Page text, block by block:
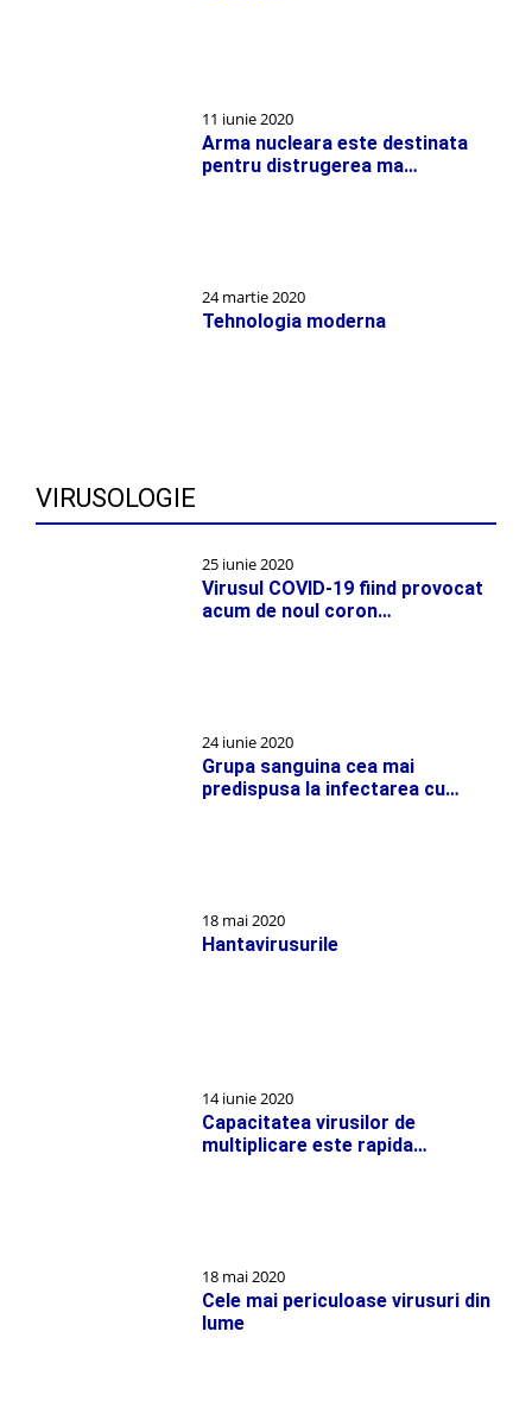
11 iunie 2020
Arma nucleara este destinata
pentru distrugerea ma…
24 martie 2020
Tehnologia moderna
VIRUSOLOGIE
25 iunie 2020
Virusul COVID-19 fiind provocat
acum de noul coron…
24 iunie 2020
Grupa sanguina cea mai
predispusa la infectarea cu…
18 mai 2020
Hantavirusurile
14 iunie 2020
Capacitatea virusilor de
multiplicare este rapida…
18 mai 2020
Cele mai periculoase virusuri din
lume